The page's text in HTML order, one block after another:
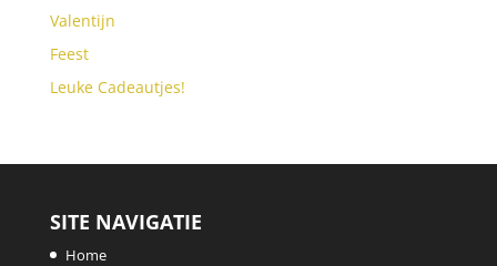
Valentijn
Feest
Leuke Cadeautjes!
SITE NAVIGATIE
Home